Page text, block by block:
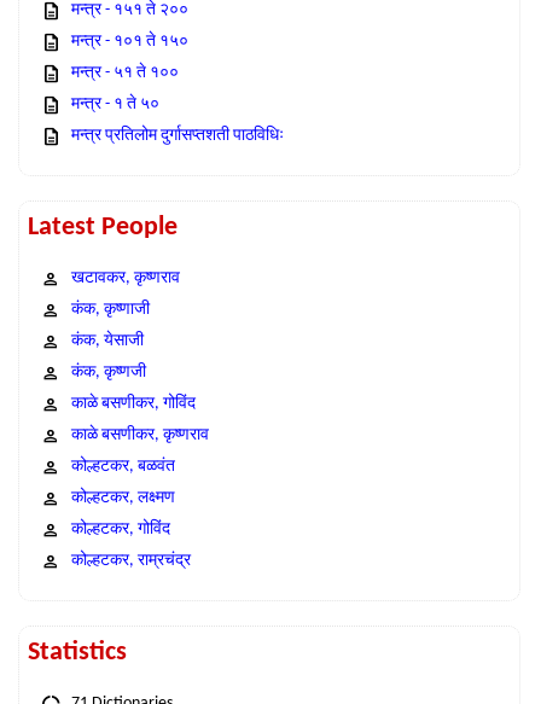
मन्त्र - १५१ ते २००
मन्त्र - १०१ ते १५०
मन्त्र - ५१ ते १००
मन्त्र - १ ते ५०
मन्त्र प्रतिलोम दुर्गासप्तशती पाठविधिः
Latest People
खटावकर, कृष्णराव
कंक, कृष्णाजी
कंक, येसाजी
कंक, कृष्णजी
काळे बसणीकर, गोविंद
काळे बसणीकर, कृष्णराव
कोल्हटकर, बळवंत
कोल्हटकर, लक्ष्मण
कोल्हटकर, गोविंद
कोल्हटकर, राम्रचंद्र
Statistics